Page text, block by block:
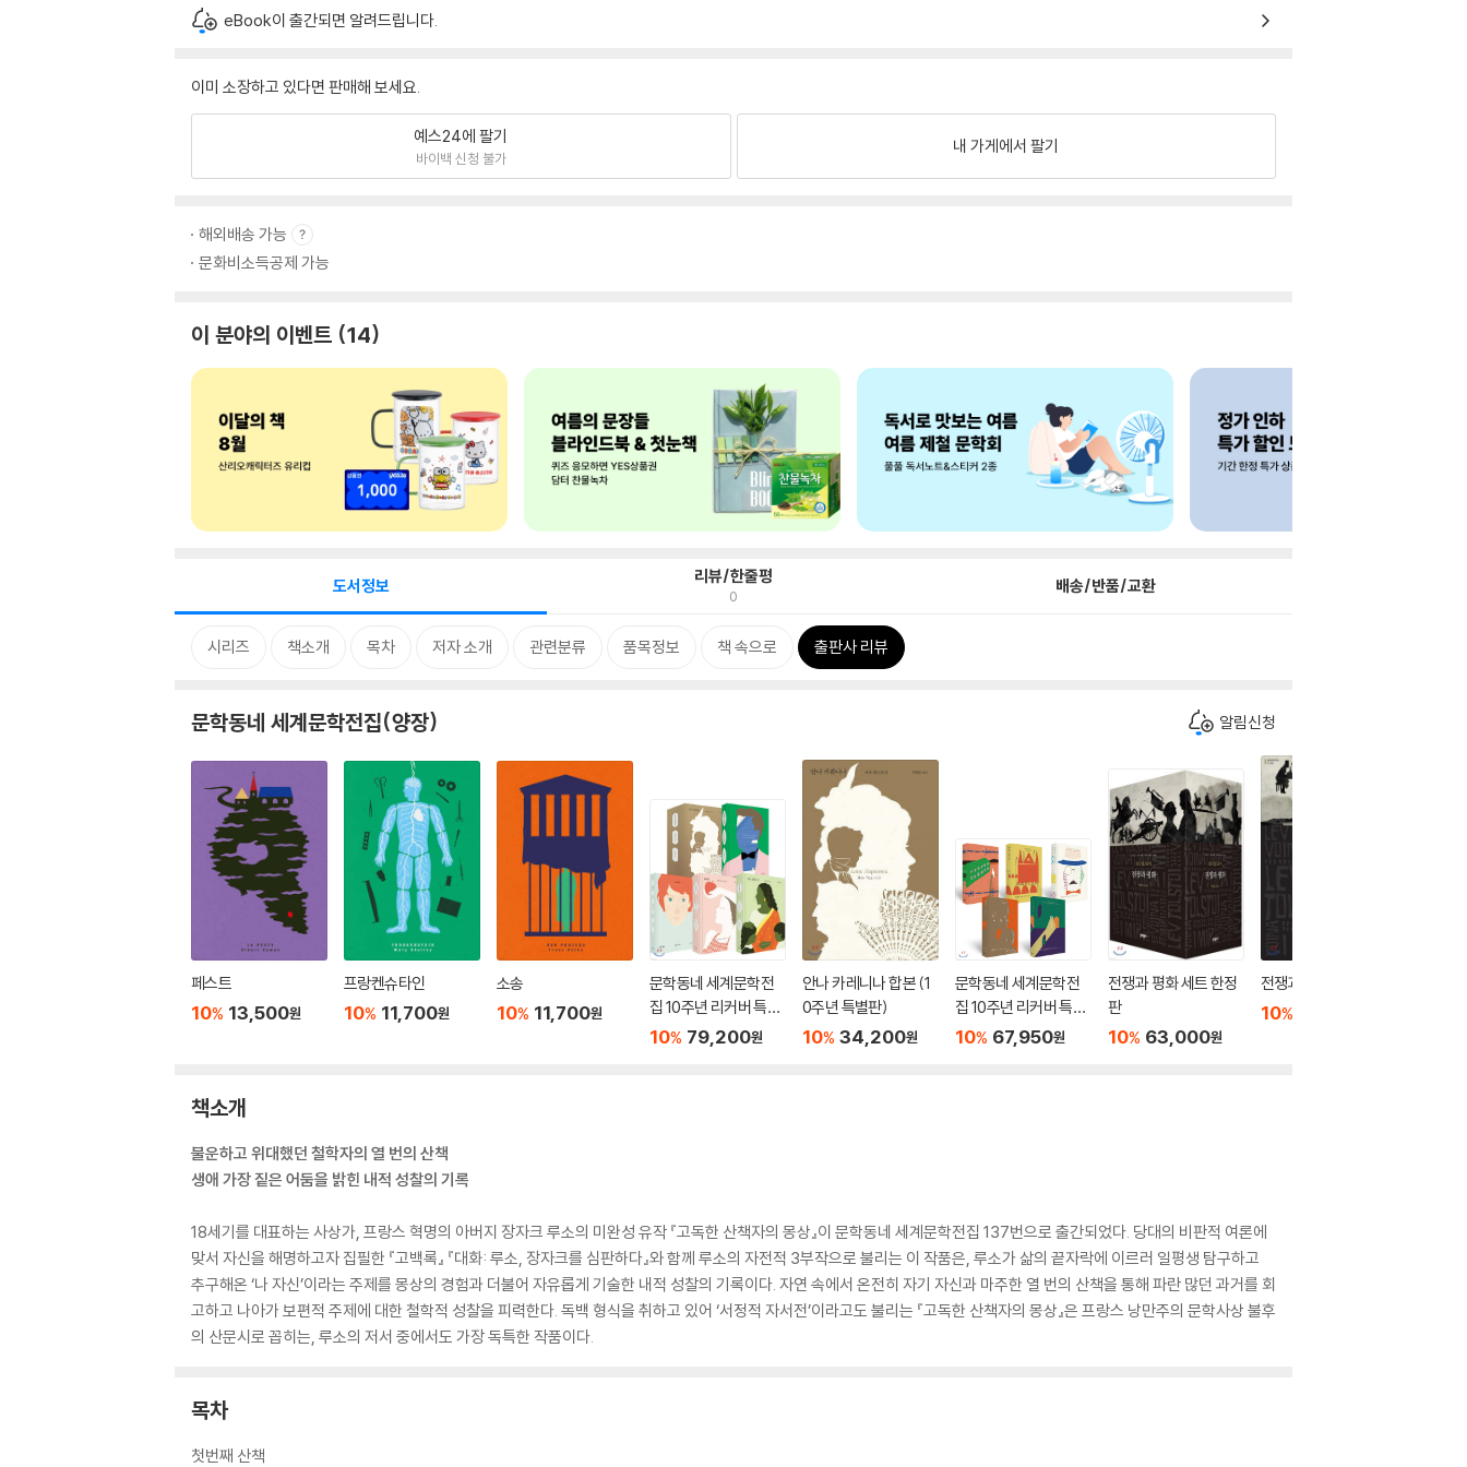
eBook이 출간되면 알려드립니다.
이미 소장하고 있다면 판매해 보세요.
예스24에 팔기
바이백 신청 불가
내 가게에서 팔기
해외배송 가능
문화비소득공제 가능
이 분야의 이벤트 14
도서정보 리뷰/한줄평
0 배송/반품/교환
시리즈 책소개 목차 저자 소개 관련분류 품목정보 책 속으로 출판사 리뷰
문학동네 세계문학전집(양장) 알림신청
페스트
10% 13,500원
프랑켄슈타인
10% 11,700원
소송
10% 11,700원
문학동네 세계문학전
집 10주년 리커버 특별
판 2차 5종 세트
10% 79,200원
안나 카레니나 합본 (1
0주년 특별판)
10% 34,200원
문학동네 세계문학전
집 10주년 리커버 특별
판 1차 5종 세트
10% 67,950원
전쟁과 평화 세트 한정
판
10% 63,000원
전쟁과 평화 4
10%
책소개
불운하고 위대했던 철학자의 열 번의 산책
생애 가장 짙은 어둠을 밝힌 내적 성찰의 기록
18세기를 대표하는 사상가, 프랑스 혁명의 아버지 장자크 루소의 미완성 유작 『고독한 산책자의 몽상』이 문학동네 세계문학전집 137번으로 출간되었다. 당대의 비판적 여론에
맞서 자신을 해명하고자 집필한 『고백록』 『대화: 루소, 장자크를 심판하다』와 함께 루소의 자전적 3부작으로 불리는 이 작품은, 루소가 삶의 끝자락에 이르러 일평생 탐구하고
추구해온 ‘나 자신’이라는 주제를 몽상의 경험과 더불어 자유롭게 기술한 내적 성찰의 기록이다. 자연 속에서 온전히 자기 자신과 마주한 열 번의 산책을 통해 파란 많던 과거를 회
고하고 나아가 보편적 주제에 대한 철학적 성찰을 피력한다. 독백 형식을 취하고 있어 ‘서정적 자서전’이라고도 불리는 『고독한 산책자의 몽상』은 프랑스 낭만주의 문학사상 불후
의 산문시로 꼽히는, 루소의 저서 중에서도 가장 독특한 작품이다.
목차
첫번째 산책